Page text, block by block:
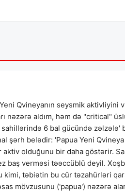
Qvineyanın seysmik aktivliyini
nəzərə aldım, həm də "critical"
6 bal gücündə zəlzələ'
şərh belədir: 'Papua Yeni
olduğunu bir daha göstərir.
baş verməsi təəccüblü deyil.
təbiətin bu cür təzahürləri
mövzusunu ('papua') nəzərə